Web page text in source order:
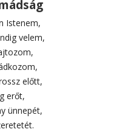
Istenem,
velem,
előtt,
erőt,
ünnepét,